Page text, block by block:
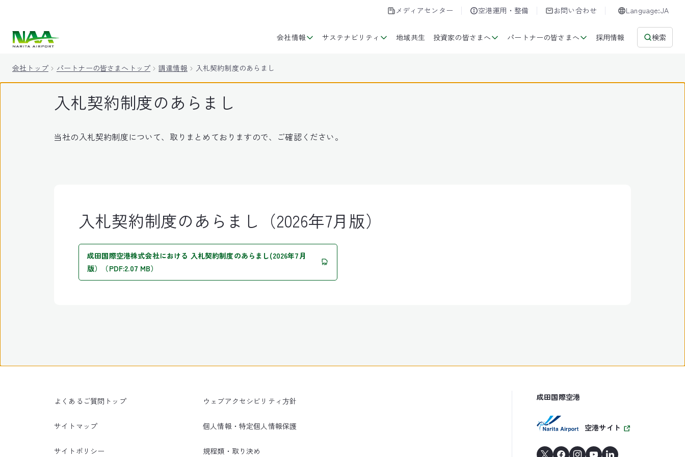
メディアセンター 空港運用・整備 お問い合わせ Language:JA
会社情報 サステナビリティ 地域共生 投資家の皆さまへ パートナーの皆さまへ 採用情報 検索
会社トップ パートナーの皆さまへトップ 調達情報 入札契約制度のあらまし
入札契約制度のあらまし
当社の入札契約制度について、取りまとめておりますので、ご確認ください。
入札契約制度のあらまし（2026年7月版）
成田国際空港株式会社における​ 入札契約制度のあらまし(2026年7月
版）（PDF:2.07 MB）
よくあるご質問トップ
サイトマップ
サイトポリシー
ウェブアクセシビリティ方針
個人情報・特定個人情報保護
規程類・取り決め
成田国際空港
空港サイト